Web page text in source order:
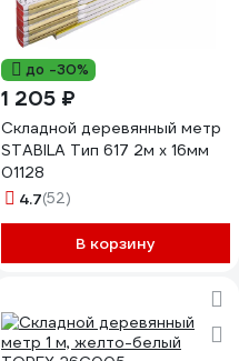
до -30%
1 205 ₽
Складной деревянный метр
STABILA Тип 617 2м х 16мм
01128
4.7(52)
В корзину